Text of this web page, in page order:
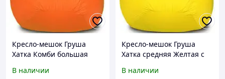
Кресло-мешок Груша
Хатка Комби большая
В наличии
Кресло-мешок Груша
Хатка средняя Желтая с
В наличии